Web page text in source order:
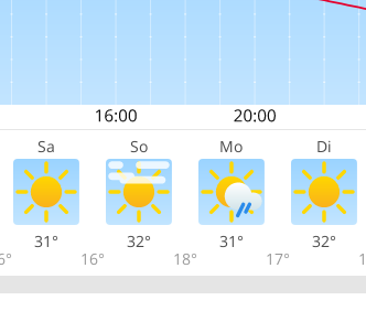
Sa So Mo Di
31°
16°
32°
18°
31°
17°
32°